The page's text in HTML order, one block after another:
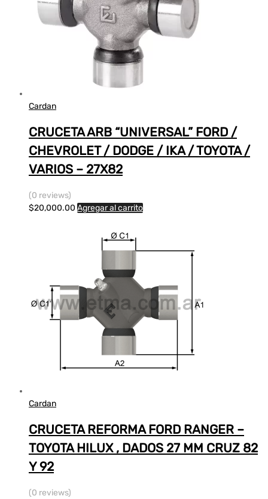
Cardan
CRUCETA ARB “UNIVERSAL” FORD /
CHEVROLET / DODGE / IKA / TOYOTA /
VARIOS – 27X82
(0 reviews)
$20,000.00 Agregar al carrito
Cardan
CRUCETA REFORMA FORD RANGER –
TOYOTA HILUX , DADOS 27 MM CRUZ 82
Y 92
(0 reviews)